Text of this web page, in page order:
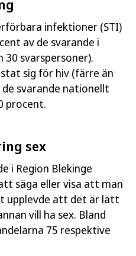
infektioner (STI)
av de svarande i
30 svarspersoner).
sig för hiv (färre än
de svarande nationellt
procent.
sex
i Region Blekinge
säga eller visa att man
upplevde att det är lätt
vill ha sex. Bland
75 respektive